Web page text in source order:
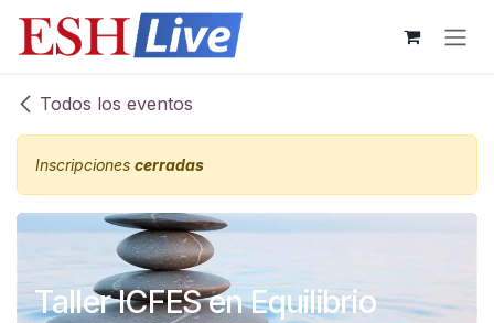
Ir al contenido
Todos los eventos
Inscripciones cerradas
Taller ICFES en Equilibrio